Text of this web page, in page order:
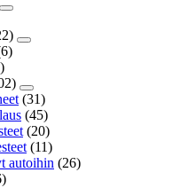
(31)
(45)
(20)
(11)
autoihin (26)